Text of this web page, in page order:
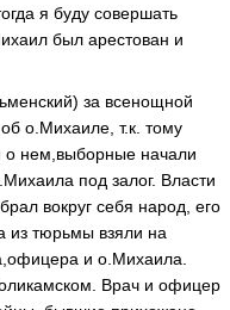
я буду совершать
был арестован и
за всенощной
о.Михаиле, т.к. тому
о нем,выборные начали
под залог. Власти
вокруг себя народ, его
из тюрьмы взяли на
и о.Михаила.
Врач и офицер